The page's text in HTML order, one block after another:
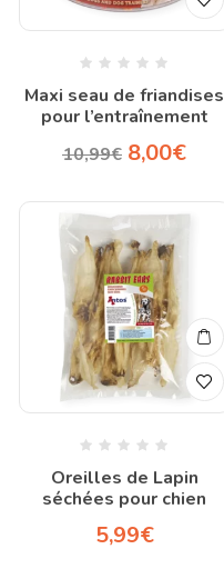
Maxi seau de friandises
pour l’entraînement
10,99€ 8,00€
Oreilles de Lapin
séchées pour chien
5,99€